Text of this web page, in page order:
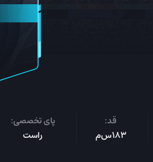
قد:
183س‌م
پای تخصصی:
راست